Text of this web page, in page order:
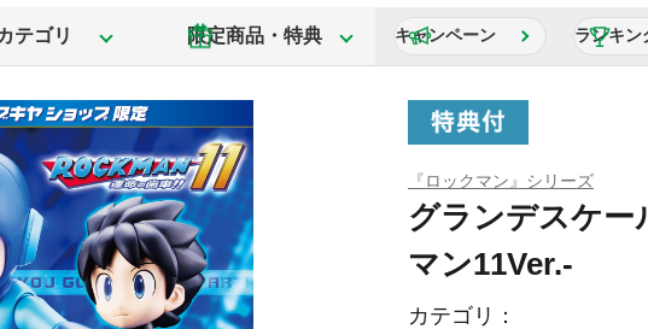
テゴリ 限定商品・特典 キャンペーン ランキン
『ロックマン』シリーズ
グランデスケ
マン11Ver.-
カテゴリ：